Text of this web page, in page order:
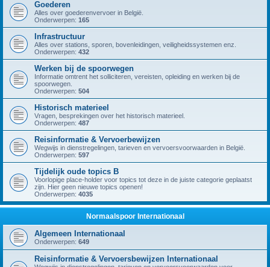
Goederen
Alles over goederenvervoer in België.
Onderwerpen: 165
Infrastructuur
Alles over stations, sporen, bovenleidingen, veiligheidssystemen enz.
Onderwerpen: 432
Werken bij de spoorwegen
Informatie omtrent het solliciteren, vereisten, opleiding en werken bij de
spoorwegen.
Onderwerpen: 504
Historisch materieel
Vragen, besprekingen over het historisch materieel.
Onderwerpen: 487
Reisinformatie & Vervoerbewijzen
Wegwijs in dienstregelingen, tarieven en vervoersvoorwaarden in België.
Onderwerpen: 597
Tijdelijk oude topics B
Voorlopige place-holder voor topics tot deze in de juiste categorie geplaatst
zijn. Hier geen nieuwe topics openen!
Onderwerpen: 4035
Normaalspoor Internationaal
Algemeen Internationaal
Onderwerpen: 649
Reisinformatie & Vervoersbewijzen Internationaal